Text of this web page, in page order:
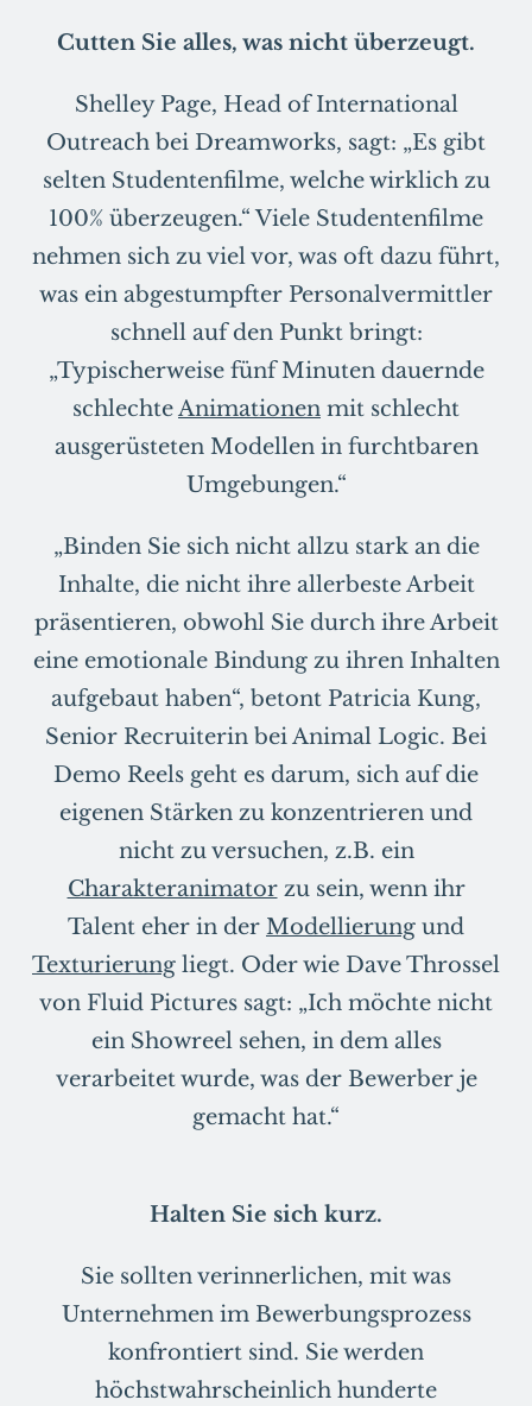
Cutten Sie alles, was nicht überzeugt.
Shelley Page, Head of International
Outreach bei Dreamworks, sagt: „Es gibt
selten Studentenfilme, welche wirklich zu
100% überzeugen.“ Viele Studentenfilme
nehmen sich zu viel vor, was oft dazu führt,
was ein abgestumpfter Personalvermittler
schnell auf den Punkt bringt:
„Typischerweise fünf Minuten dauernde
schlechteAnimationen mit schlecht
ausgerüsteten Modellen in furchtbaren
Umgebungen.“
„Binden Sie sich nicht allzu stark an die
Inhalte, die nicht ihre allerbeste Arbeit
präsentieren, obwohl Sie durch ihre Arbeit
eine emotionale Bindung zu ihren Inhalten
aufgebaut haben“, betont Patricia Kung,
Senior Recruiterin bei Animal Logic. Bei
Demo Reels geht es darum, sich auf die
eigenen Stärken zu konzentrieren und
nicht zu versuchen, z.B. ein
Charakteranimatorzu sein, wenn ihr
Talent eher in der Modellierung und
Texturierung liegt. Oder wie Dave Throssel
von Fluid Pictures sagt: „Ich möchte nicht
ein Showreel sehen, in dem alles
verarbeitet wurde, was der Bewerber je
gemacht hat.“
Halten Sie sich kurz.
Sie sollten verinnerlichen, mit was
Unternehmen im Bewerbungsprozess
konfrontiert sind. Sie werden
höchstwahrscheinlich hunderte